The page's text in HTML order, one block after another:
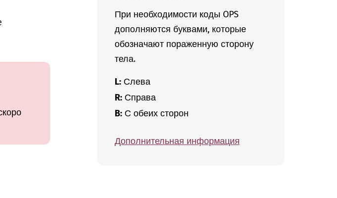
При необходимости коды OPS
дополняются буквами, которые
обозначают пораженную сторону
тела.
L:Слева
R:Справа
B:С обеих сторон
Дополнительная информация